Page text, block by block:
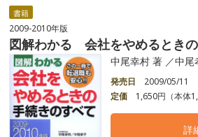
書籍
2009-2010年版
図解わかる 会社をやめるとき
中尾幸村 著 ／中尾
発売日
2009/05/11
定価
1,650円（本体
詳